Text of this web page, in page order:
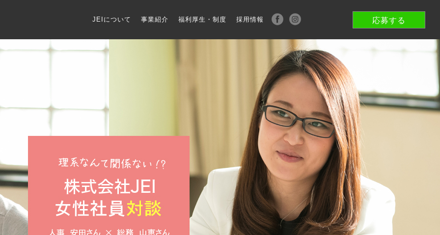
応募する
JEIについて 事業紹介 福利厚生・制度 採用情報